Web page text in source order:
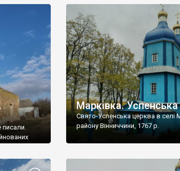
писали.
А от
Марківка.
Свято-Успенська церква в селі
району Вінниччини, 1767 р.